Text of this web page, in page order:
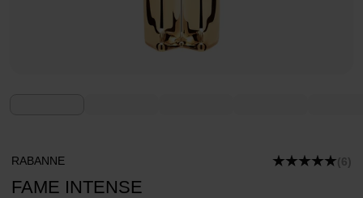
RABANNE (6)
FAME INTENSE